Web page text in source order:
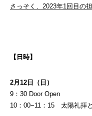
さっそく、2023年1回目の
【日時】
2月12日（日）
9：30 Door Open
10：00−11：15 太陽礼拝